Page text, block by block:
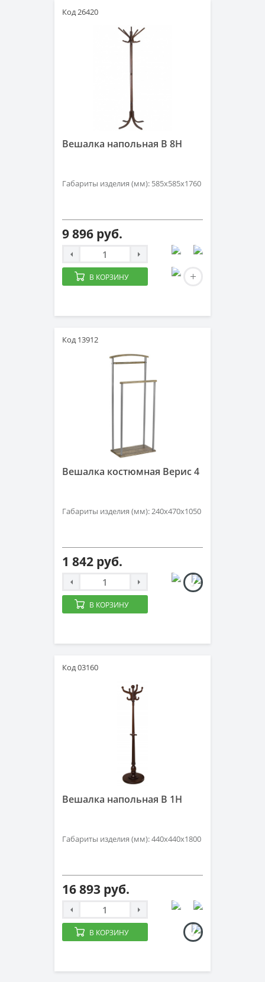
Код 26420
Вешалка напольная B 8H
Габариты изделия (мм): 585x585x1760
9 896 руб.
В КОРЗИНУ
Код 13912
Вешалка костюмная Верис 4
Габариты изделия (мм): 240х470х1050
1 842 руб.
В КОРЗИНУ
Код 03160
Вешалка напольная В 1H
Габариты изделия (мм): 440х440х1800
16 893 руб.
В КОРЗИНУ